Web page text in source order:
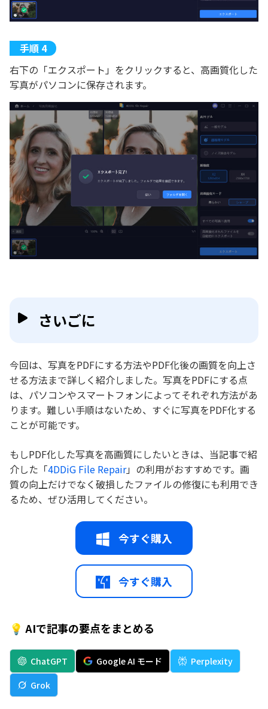
右下の「エクスポート」をクリックすると、高画質化した
写真がパソコンに保存されます。
さいごに
今回は、写真をPDFにする方法やPDF化後の画質を向上さ
せる方法まで詳しく紹介しました。写真をPDFにする点
は、パソコンやスマートフォンによってそれぞれ方法があ
ります。難しい手順はないため、すぐに写真をPDF化する
ことが可能です。
もしPDF化した写真を高画質にしたいときは、当記事で紹
介した「4DDiG File Repair」の利用がおすすめです。画
質の向上だけでなく破損したファイルの修復にも利用でき
るため、ぜひ活用してください。
今すぐ購入
今すぐ購入
💡 AIで記事の要点をまとめる
ChatGPT Google AI モード
Perplexity
Grok